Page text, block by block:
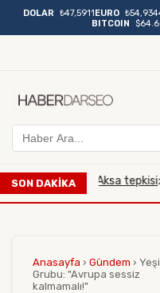
DOLAR ₺47,5911EURO
BITCOIN
SON DAKİKA
Mescidi Aksa tepkisi
Anasayfa › Gündem ›
Grubu: "Avrupa sessiz
kalmamalı!"